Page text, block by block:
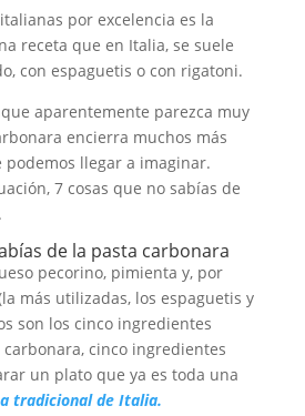
por excelencia es la
receta que en Italia, se suele
con espaguetis o con rigatoni.
aparentemente parezca muy
encierra muchos más
podemos llegar a imaginar.
7 cosas que no sabías de
de la pasta carbonara
pecorino, pimienta y, por
más utilizadas, los espaguetis y
son los cinco ingredientes
cinco ingredientes
un plato que ya es toda una
tradicional de Italia.